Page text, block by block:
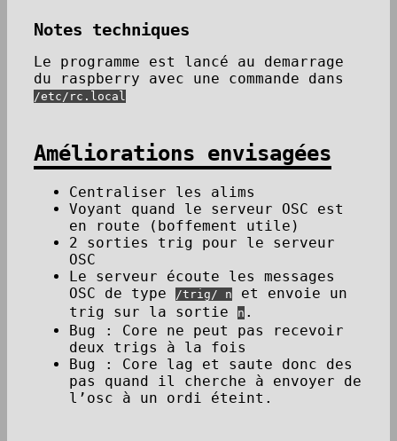
Notes techniques
Le programme est lancé au demarrage
du raspberry avec une commande dans
/etc/rc.local
Améliorations envisagées
Centraliser les alims
Voyant quand le serveur OSC est
en route (boffement utile)
2 sorties trig pour le serveur
OSC
Le serveur écoute les messages
OSC de type
/trig/ n
et envoie un
trig sur la sortie
n .
Bug : Core ne peut pas recevoir
deux trigs à la fois
Bug : Core lag et saute donc des
pas quand il cherche à envoyer de
l’osc à un ordi éteint.